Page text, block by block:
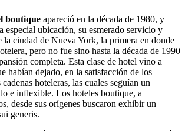
boutique apareció en la década de 1980, y
especial ubicación, su esmerado servicio y
la ciudad de Nueva York, la primera en donde
pero no fue sino hasta la década de 1990
completa. Esta clase de hotel vino a
habían dejado, en la satisfacción de los
hoteleras, las cuales seguían un
e inflexible. Los hoteles boutique, a
desde sus orígenes buscaron exhibir un
generis.